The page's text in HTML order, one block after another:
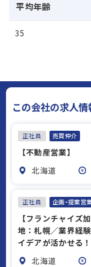
平均年齢
35
この会社の求人
正社員 売買仲介
【不動産営業】
北海道
正社員 企画・提案営
【フランチャイズ
地：札幌／業界経
イデアが活かせる！
北海道